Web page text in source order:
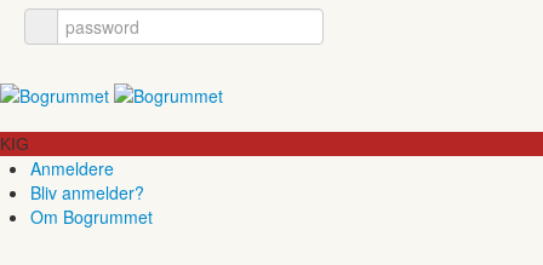
KIG
Anmeldere
Bliv anmelder?
Om Bogrummet